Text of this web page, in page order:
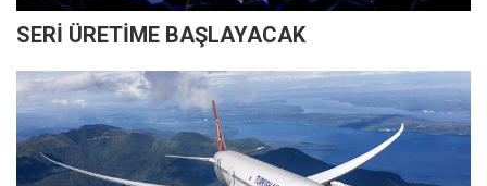
SERİ ÜRETİME BAŞLAYACAK